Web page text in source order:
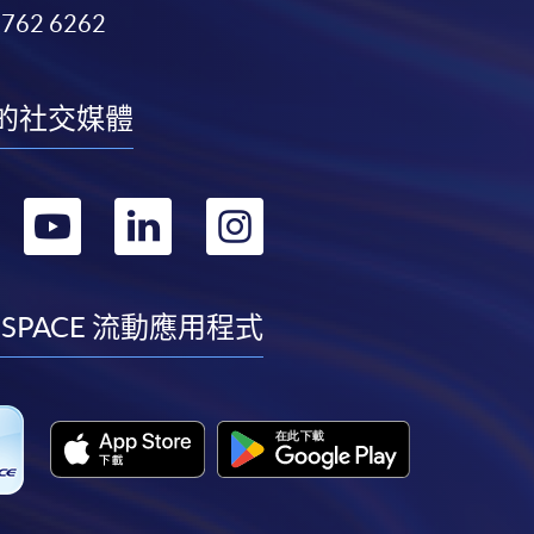
6262
社交媒體
轉
youtube
轉
linkedin
轉
instagram
流動應用程式